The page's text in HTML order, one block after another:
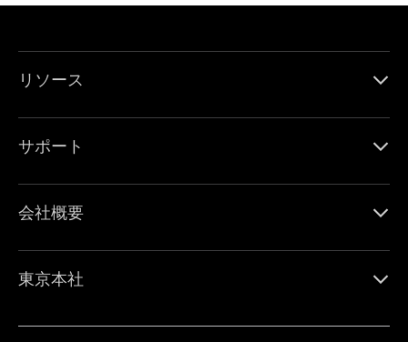
リソース
サポート
会社概要
東京本社